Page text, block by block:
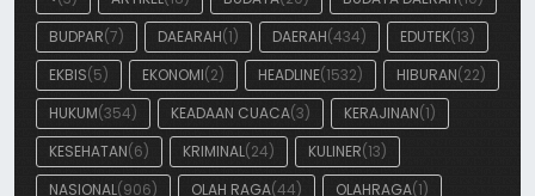
BUDPAR(7) DAEARAH(1) DAERAH(434) EDUTEK(13)
EKBIS(5) EKONOMI(2) HEADLINE(1532) HIBURAN(22)
HUKUM(354) KEADAAN CUACA(3) KERAJINAN(1)
KESEHATAN(6) KRIMINAL(24) KULINER(13)
NASIONAL(906) OLAH RAGA(44) OLAHRAGA(1)